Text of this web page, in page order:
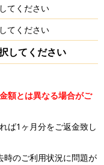
てください
てください
してください
額とは異なる場合がご
ば1ヶ月分をご返金致し
のご利用状況に問題が